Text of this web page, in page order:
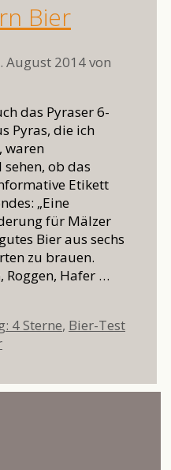
Bier
August 2014von
das Pyraser 6-
Pyras, die ich
waren
ob das
Etikett
„Eine
für Mälzer
Bier aus sechs
zu brauen.
Roggen, Hafer …
4 Sterne, Bier-Test